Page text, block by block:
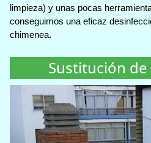
limpieza) y unas pocas
conseguimos una eficaz
chimenea.
Sustitución